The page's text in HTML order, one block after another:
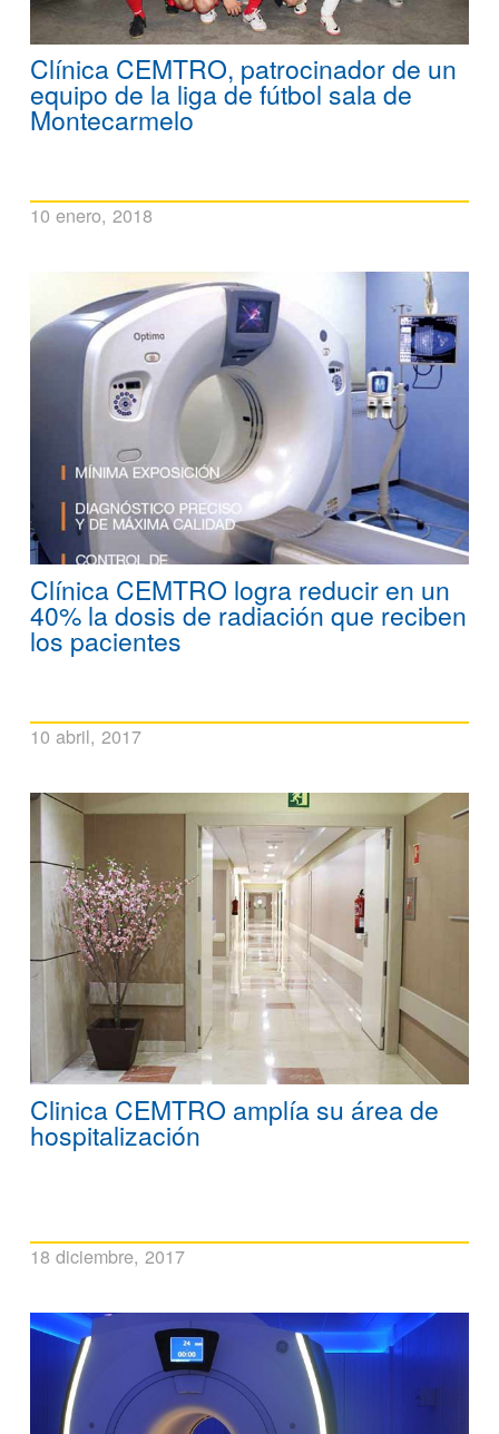
Clínica CEMTRO, patrocinador de un
equipo de la liga de fútbol sala de
Montecarmelo
10 enero, 2018
Clínica CEMTRO logra reducir en un
40% la dosis de radiación que reciben
los pacientes
10 abril, 2017
Clinica CEMTRO amplía su área de
hospitalización
18 diciembre, 2017